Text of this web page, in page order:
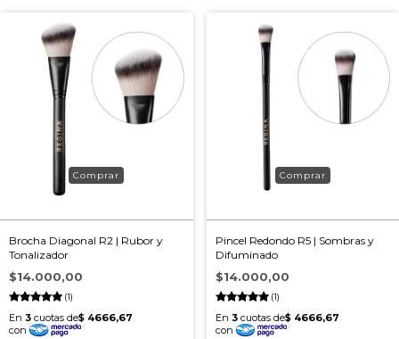
Brocha Diagonal R2 | Rubor y
Tonalizador
(1)
$14.000,00
Pincel Redondo R5 | Sombras y
Difuminado
(1)
$14.000,00